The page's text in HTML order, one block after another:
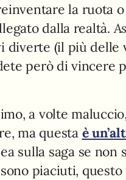
la ruota
dalla realtà.
diverte (il più
però di vincere
a volte
ma questa è
sulla saga se
piaciuti,